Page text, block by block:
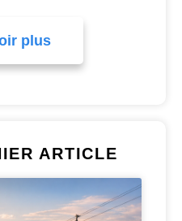
plus
ARTICLE